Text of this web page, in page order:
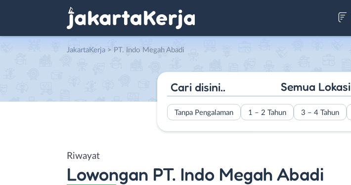
JakartaKerja > PT. Indo Megah Abadi
Semua Lokasi
Tanpa Pengalaman 1 – 2 Tahun 3 – 4 Tahun
Riwayat
Lowongan PT. Indo Megah Abadi